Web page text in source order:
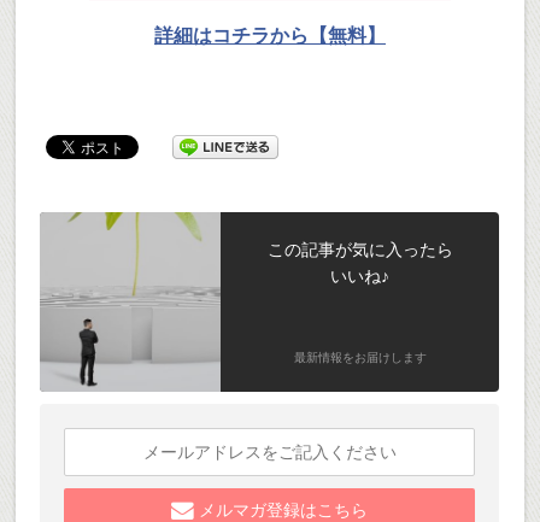
詳細はコチラから【無料】
この記事が気に入ったら
いいね♪
最新情報をお届けします
メルマガ登録はこちら